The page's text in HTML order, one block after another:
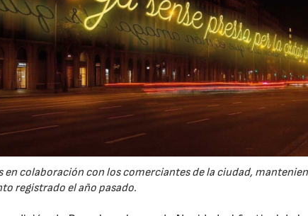
colaboración con los comerciantes de la ciudad,
registrado el año pasado.